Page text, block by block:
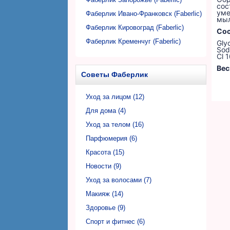
Фаберлик Ивано-Франковск (Faberlic)
Фаберлик Кировоград (Faberlic)
Фаберлик Кременчуг (Faberlic)
Фаберлик Николаев (Faberlic)
Фаберлик Никополь (Faberlic)
Фаберлик Одесса (Faberlic)
Фаберлик Полтава (Faberlic)
Фаберлик Ровно (Faberlic)
Фаберлик Сумы (Faberlic)
Фаберлик Тернополь (Faberlic)
Фаберлик Ужгород (Faberlic)
Фаберлик Харьков (Faberlic)
Фаберлик Херсон (Faberlic)
Советы Фаберлик
Уход за лицом (12)
Для дома (4)
Уход за телом (16)
Парфюмерия (6)
Красота (15)
Новости (9)
Уход за волосами (7)
Макияж (14)
Здоровье (9)
Спорт и фитнес (6)
Cl